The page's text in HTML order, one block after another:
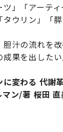
」「アーテ
ウリン」「
汁の流れを
果を出した
変わる 代謝
マン/著 桜田